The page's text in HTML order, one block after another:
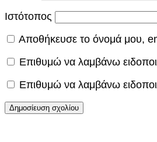
Ιστότοπος
Αποθήκευσε το όνομά μου,
Επιθυμώ να λαμβάνω
Επιθυμώ να λαμβάνω